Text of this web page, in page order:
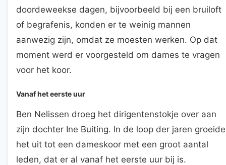
doordeweekse dagen, bijvoorbeeld bij een bruiloft
of begrafenis, konden er te weinig mannen
aanwezig zijn, omdat ze moesten werken. Op dat
moment werd er voorgesteld om dames te vragen
voor het koor.
Vanaf het eerste uur
Ben Nelissen droeg het dirigentenstokje over aan
zijn dochter Ine Buiting. In de loop der jaren groeide
het uit tot een dameskoor met een groot aantal
leden, dat er al vanaf het eerste uur bij is.